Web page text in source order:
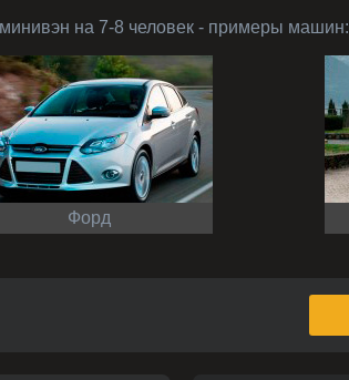
минивэн на 7-8 человек - примеры машин:
Форд